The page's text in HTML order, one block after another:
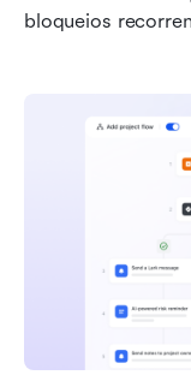
bloqueios